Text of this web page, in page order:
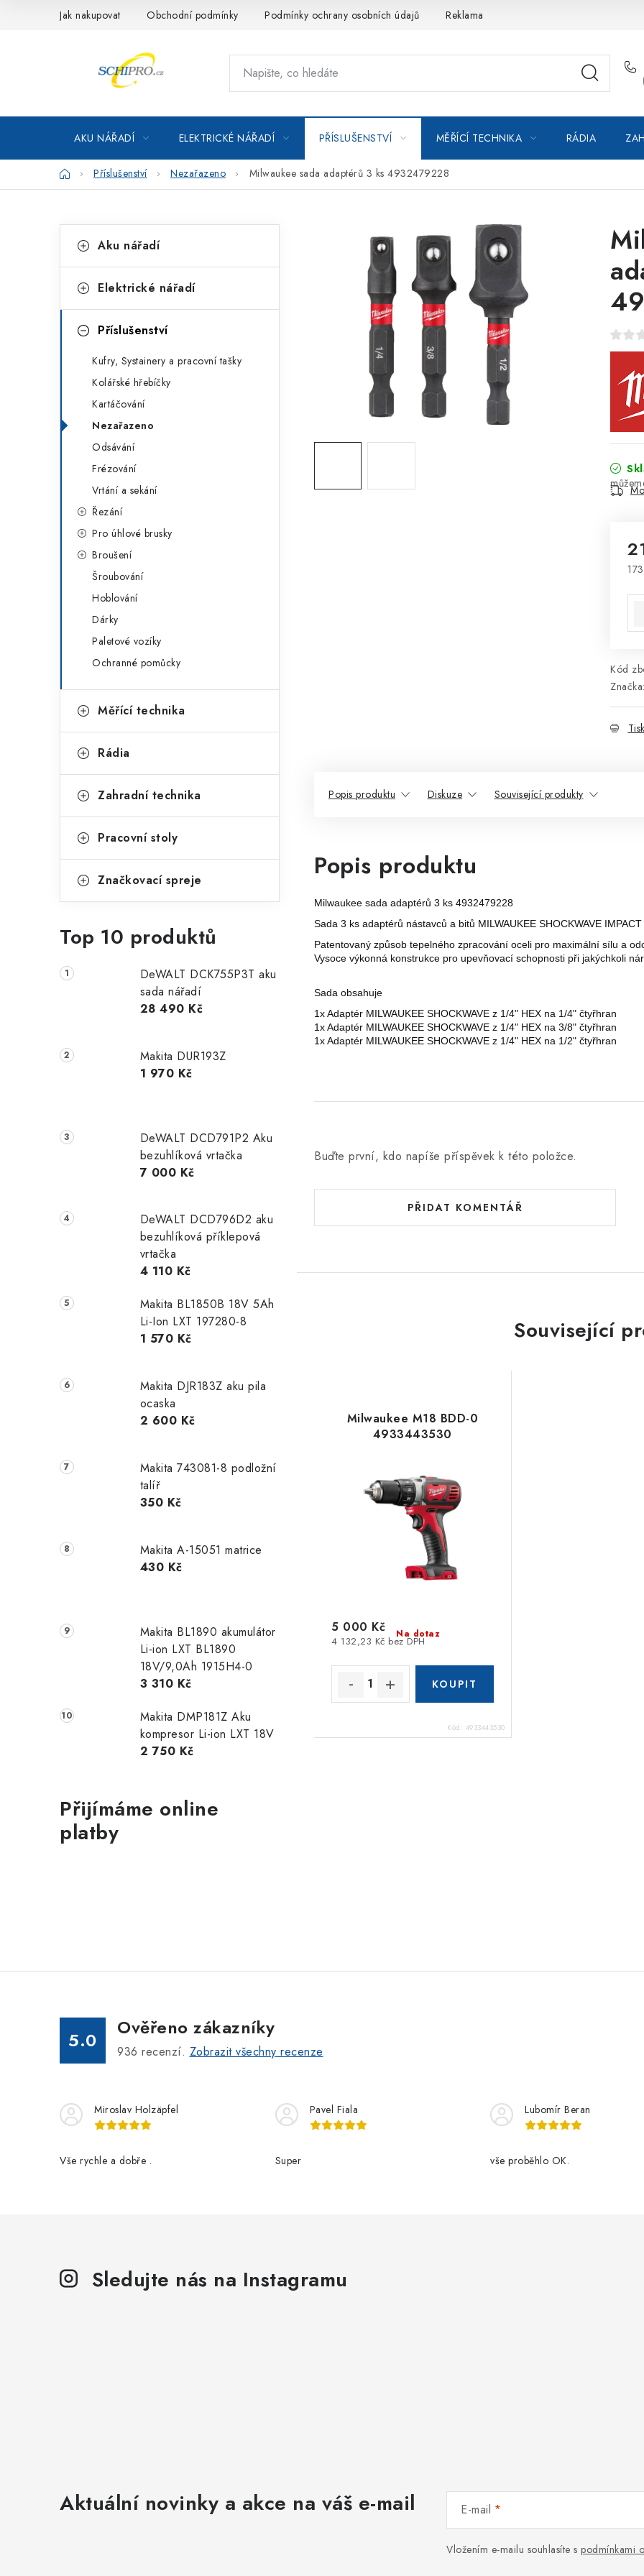
Jak nakupovat Obchodní podmínky Podmínky ochrany osobních údajů Reklamace Moje
AKU NÁŘADÍ ELEKTRICKÉ NÁŘADÍ PŘÍSLUŠENSTVÍ MĚŘÍCÍ TECHNIKA RÁDIA
DomůPříslušenství Nezařazeno Milwaukee sada adaptérů 3 ks 4932479228
o
t
n
kategorie
a
e
e
Aku nářadí
Elektrické nářadí
Příslušenství
Kufry, Systainery a pracovní tašky
Kolářské hřebíčky
Kartáčování
Nezařazeno
Odsávání
Frézování
Vrtání a sekání
Řezání
Pro úhlové brusky
Broušení
Šroubování
Hoblování
Dárky
Paletové vozíky
Ochranné pomůcky
Měřící technika
Rádia
Zahradní technika
Pracovní stoly
Značkovací spreje
Top 10 produktů
DeWALT DCK755P3T aku
sada nářadí
28 490 Kč
Makita DUR193Z
1 970 Kč
DeWALT DCD791P2 Aku
bezuhlíková vrtačka
7 000 Kč
DeWALT DCD796D2 aku
bezuhlíková příklepová
vrtačka
4 110 Kč
Makita BL1850B 18V 5Ah
Li-Ion LXT 197280-8
1 570 Kč
Makita DJR183Z aku pila
ocaska
2 600 Kč
Makita 743081-8 podložní
talíř
350 Kč
Makita A-15051 matrice
430 Kč
Makita BL1890 akumulátor
Li-ion LXT BL1890
18V/9,0Ah 1915H4-0
3 310 Kč
Makita DMP181Z Aku
kompresor Li-ion LXT 18V
2 750 Kč
Přijímáme online
platby
Kód
Značka:
Tisk
Popis produktu Diskuze Související produkty
Popis produktu
Milwaukee sada adaptérů 3 ks 4932479228
Sada 3 ks adaptérů nástavců a bitů MILWAUKEE SHOCKWAVE
Patentovaný způsob tepelného zpracování oceli pro maximální sílu a
Vysoce výkonná konstrukce pro upevňovací schopnosti při jakýchkoli
Sada obsahuje
1x Adaptér MILWAUKEE SHOCKWAVE z 1/4" HEX na 1/4" čtyřhran
1x Adaptér MILWAUKEE SHOCKWAVE z 1/4" HEX na 3/8" čtyřhran
1x Adaptér MILWAUKEE SHOCKWAVE z 1/4" HEX na 1/2" čtyřhran
Buďte první, kdo napíše příspěvek k této položce.
PŘIDAT KOMENTÁŘ
Související
Milwaukee M18 BDD-0
4933443530
Na dotaz
4 132,23 Kč bez DPH
5 000 Kč
Kód: 4933443530
5.0
Ověřeno zákazníky
936 recenzí. Zobrazit všechny recenze
Miroslav Holzäpfel
Vše rychle a dobře .
Pavel Fiala
Super
Lubomír Beran
vše proběhlo OK.
Sledujte nás na Instagramu
Aktuální novinky a akce na váš e-mail E-mail
Vložením e-mailu souhlasíte s podmínkami